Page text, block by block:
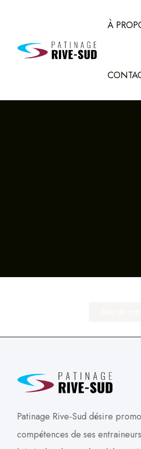
À
Patinage Rive-Sud désire
compétences de ses